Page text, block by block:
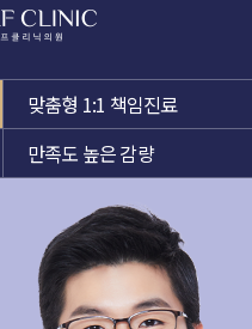
맞춤형 1:1 책임진료
만족도 높은 감량